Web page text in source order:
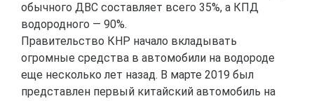
обычного ДВС составляет всего 35%, а КПД
водородного — 90%.
Правительство КНР начало вкладывать
огромные средства в автомобили на водороде
еще несколько лет назад. В марте 2019 был
представлен первый китайский автомобиль на